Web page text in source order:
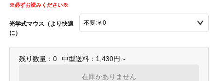
※必ずお読みください※
光学式マウス（より快適
に）
残り数量：0 中型送料：1,430円～
在庫がありません